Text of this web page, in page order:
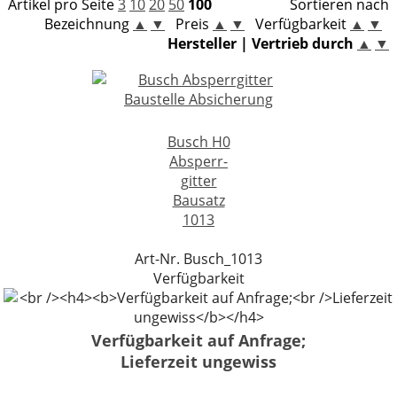
Viessmann CarMotion H0
Bausätze
Modellautozubehör
LEGO® VIDIYO
LEGO® Super Mario
LEGO® DC Universe Super Heroes™
LEGO® Jurassic World™
LEGO® Minecraft™
LEGO® Star Wars™
LEGO® Technic
Artikel pro Seite3 1020 50 100
Sortieren nach
Bezeichnung ▲ ▼ Preis ▲ ▼ Verfügbarkeit ▲ ▼
Hersteller | Vertrieb durch ▲ ▼
Busch H0
Absperr-
gitter
Bausatz
1013
Art-Nr. Busch_1013
Verfügbarkeit
Verfügbarkeit auf Anfrage;
Lieferzeit ungewiss